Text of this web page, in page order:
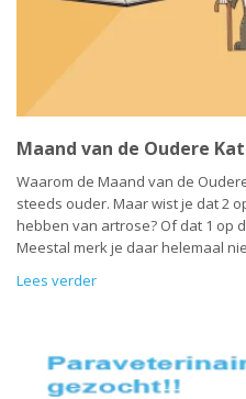
Maand van de Oudere
Waarom de Maand van de
steeds ouder. Maar wist je dat 2
hebben van artrose? Of dat 1 op
Meestal merk je daar helemaal
Lees verder